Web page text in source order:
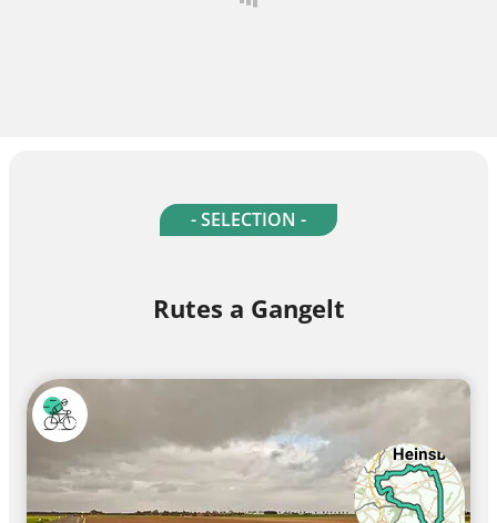
- SELECTION -
Rutes a Gangelt